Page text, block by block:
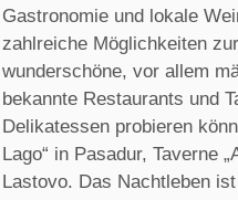
Gastronomie und lokale
zahlreiche Möglichkeiten
wunderschöne, vor allem
bekannte Restaurants und
Delikatessen probieren
Lago“ in Pasadur, Taverne
Lastovo. Das Nachtleben